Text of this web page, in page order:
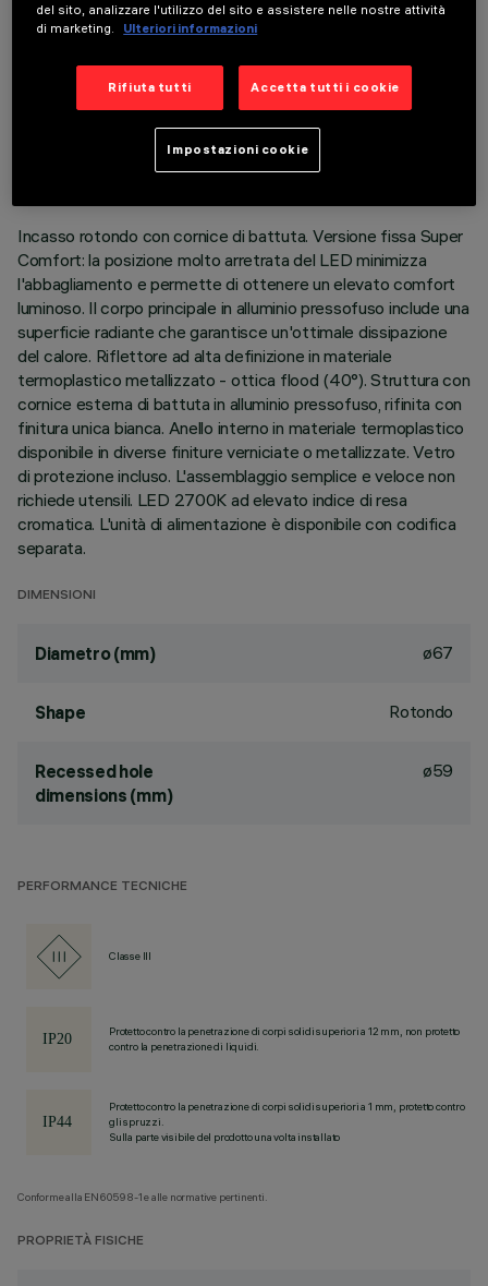
DATI TECNICI
Incasso rotondo con cornice di battuta. Versione fissa Super
Comfort: la posizione molto arretrata del LED minimizza
l'abbagliamento e permette di ottenere un elevato comfort
luminoso. Il corpo principale in alluminio pressofuso include una
superficie radiante che garantisce un'ottimale dissipazione
del calore. Riflettore ad alta definizione in materiale
termoplastico metallizzato - ottica flood (40°). Struttura con
cornice esterna di battuta in alluminio pressofuso, rifinita con
finitura unica bianca. Anello interno in materiale termoplastico
disponibile in diverse finiture verniciate o metallizzate. Vetro
di protezione incluso. L'assemblaggio semplice e veloce non
richiede utensili. LED 2700K ad elevato indice di resa
cromatica. L'unità di alimentazione è disponibile con codifica
separata.
DIMENSIONI
Diametro (mm) ø67
Shape Rotondo
Recessed hole
dimensions (mm)
ø59
PERFORMANCE TECNICHE
Classe III
Protetto contro la penetrazione di corpi solidi superiori a 12 mm, non protetto
contro la penetrazione di liquidi.
Protetto contro la penetrazione di corpi solidi superiori a 1 mm, protetto contro
gli spruzzi.
Sulla parte visibile del prodotto una volta installato
Conforme alla EN60598-1 e alle normative pertinenti.
PROPRIETÀ FISICHE
del sito, analizzare l'utilizzo del sito e assistere nelle nostre attività
di marketing.
Ulteriori informazioni
Rifiuta tutti Accetta tutti i cookie
Impostazioni cookie